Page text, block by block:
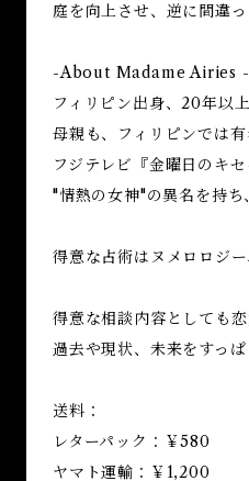
庭を向上させ、逆に間違
-About Madame Airies -
フィリピン出身、20年以
母親も、フィリピンでは有
フジテレビ『金曜日のキ
"情熱の女神"の異名を持ち
得意な占術はヌメロロジ
得意な相談内容としても
過去や現状、未来をすっ
送料：
レターパック：￥580
ヤマト運輸：￥1,200